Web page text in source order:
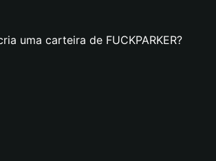
uma carteira de FUCKPARKER?